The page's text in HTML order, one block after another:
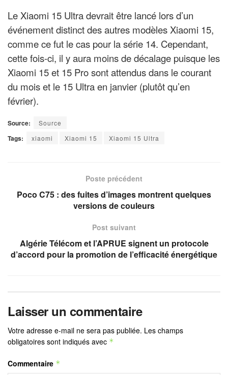
Le Xiaomi 15 Ultra devrait être lancé lors d’un
événement distinct des autres modèles Xiaomi 15,
comme ce fut le cas pour la série 14. Cependant,
cette fois-ci, il y aura moins de décalage puisque les
Xiaomi 15 et 15 Pro sont attendus dans le courant
du mois et le 15 Ultra en janvier (plutôt qu’en
février).
Source: Source
Tags: xiaomi Xiaomi 15 Xiaomi 15 Ultra
Poste précédent
Poco C75 : des fuites d’images montrent quelques
versions de couleurs
Post suivant
Algérie Télécom et l’APRUE signent un protocole
d’accord pour la promotion de l’efficacité énergétique
Laisser un commentaire
Votre adresse e-mail ne sera pas publiée. Les champs
obligatoires sont indiqués avec *
Commentaire *